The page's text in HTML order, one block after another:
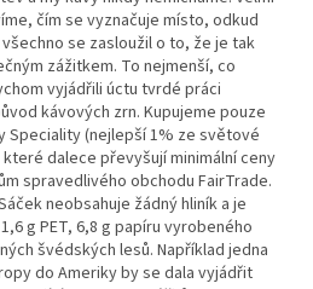
čím se vyznačuje místo, odkud
se zasloužil o to, že je tak
zážitkem. To nejmenší, co
vyjádřili úctu tvrdé práci
kávových zrn. Kupujeme pouze
Speciality (nejlepší 1% ze světové
dalece převyšují minimální ceny
spravedlivého obchodu FairTrade.
neobsahuje žádný hliník a je
g PET, 6,8 g papíru vyrobeného
švédských lesů. Například jedna
do Ameriky by se dala vyjádřit